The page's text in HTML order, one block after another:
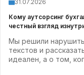
31.07.2026
Кому аутсорсинг
честный взгляд
Мы решили
текстов и
идеален, а о том,